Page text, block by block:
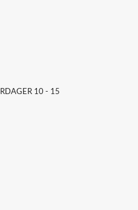
10 - 15